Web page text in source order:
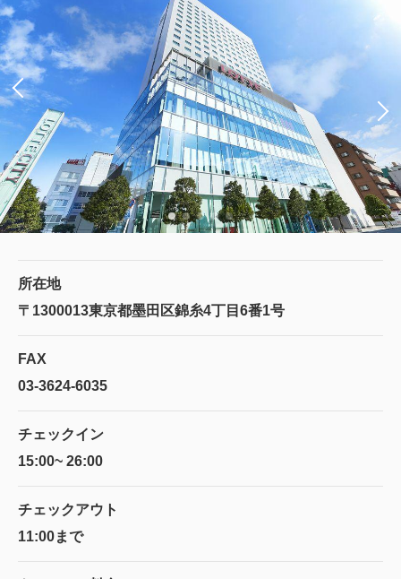
所在地
〒1300013東京都墨田区錦糸4丁目6番1号
FAX
03-3624-6035
チェックイン
15:00~ 26:00
チェックアウト
11:00まで